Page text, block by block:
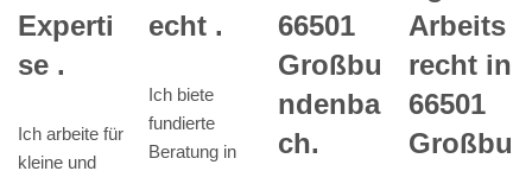
Experti
se .
Ich arbeite für
kleine und
echt .
Ich biete
fundierte
Beratung in
66501
Großbu
ndenba
ch.
Arbeits
recht in
66501
Großbu